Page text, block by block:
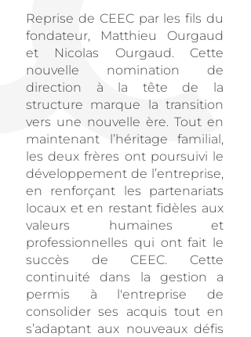
Reprise de CEEC par les fils du
fondateur, Matthieu Ourgaud
et Nicolas Ourgaud. Cette
nouvelle nomination de
direction à la tête de la
structure marque la transition
vers une nouvelle ère. Tout en
maintenant l’héritage familial,
les deux frères ont poursuivi le
développement de l’entreprise,
en renforçant les partenariats
locaux et en restant fidèles aux
valeurs humaines et
professionnelles qui ont fait le
succès de CEEC. Cette
continuité dans la gestion a
permis à l'entreprise de
consolider ses acquis tout en
s’adaptant aux nouveaux défis